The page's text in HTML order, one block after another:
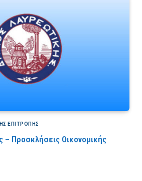
ΕΠΙΤΡΟΠΉΣ
Προσκλήσεις Οικονομικής